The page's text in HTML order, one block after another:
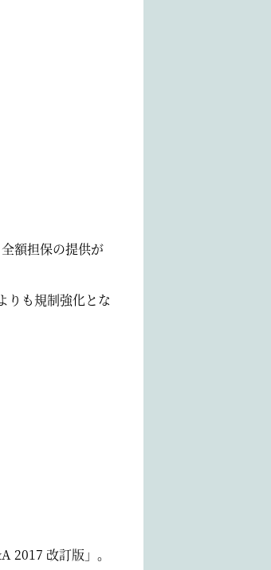
額担保の提供が
りも規制強化とな
2017 改訂版」。